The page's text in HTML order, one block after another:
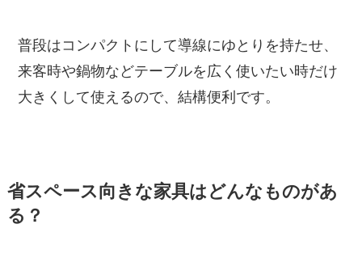
普段はコンパクトにして導線にゆとりを持たせ、
来客時や鍋物などテーブルを広く使いたい時だけ
大きくして使えるので、結構便利です。
省スペース向きな家具はどんなものがあ
る？